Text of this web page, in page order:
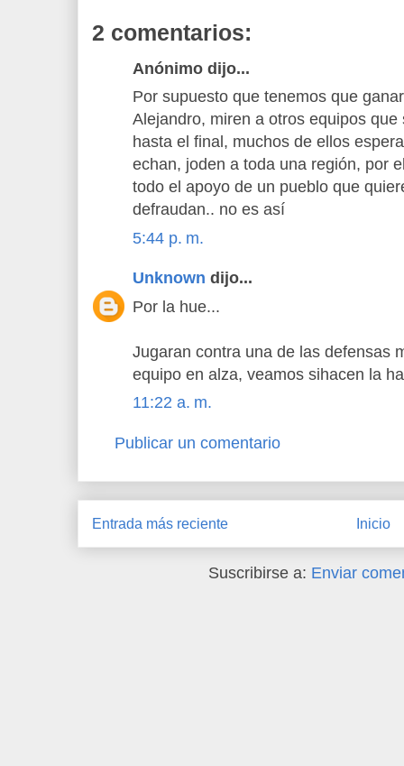
2 comentarios:
Anónimo dijo...
Por supuesto que tenemos que
Alejandro, miren a otros equipos
hasta el final, muchos de ellos
echan, joden a toda una región, por
todo el apoyo de un pueblo que
defraudan.. no es así
5:44 p. m.
Unknown dijo...
Por la hue...
Jugaran contra una de las defensas
equipo en alza, veamos sihacen la
11:22 a. m.
Publicar un comentario
Entrada más reciente Inicio
Suscribirse a: Enviar